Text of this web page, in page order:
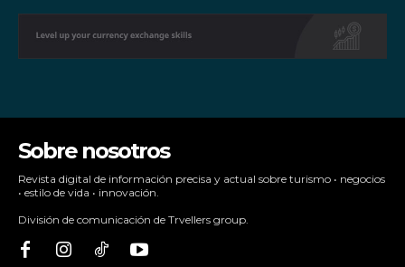
Sobre nosotros
Revista digital de información precisa y actual sobre turismo • negocios
• estilo de vida • innovación.
División de comunicación de Trvellers group.